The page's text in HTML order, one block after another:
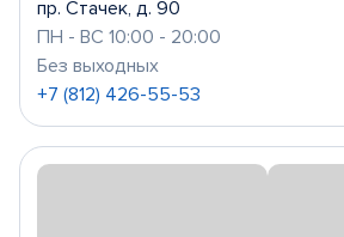
пр. Стачек, д. 90
ПН - ВС 10:00 - 20:00
Без выходных
+7 (812) 426-55-53